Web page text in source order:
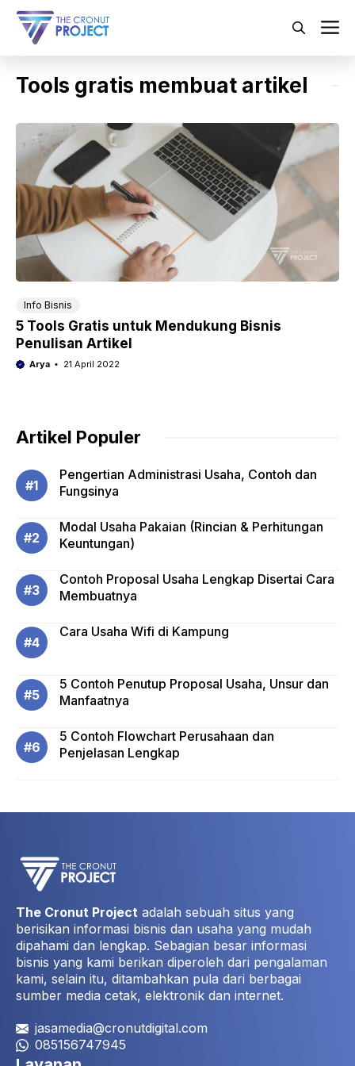
Langsung
Tools gratis membuat artikel
Info Bisnis
5 Tools Gratis untuk Mendukung Bisnis
Penulisan Artikel
Arya 21 April 2022
Artikel Populer
Pengertian Administrasi Usaha, Contoh dan
Fungsinya
Modal Usaha Pakaian (Rincian & Perhitungan
Keuntungan)
Contoh Proposal Usaha Lengkap Disertai Cara
Membuatnya
Cara Usaha Wifi di Kampung
5 Contoh Penutup Proposal Usaha, Unsur dan
Manfaatnya
5 Contoh Flowchart Perusahaan dan
Penjelasan Lengkap
The Cronut Project adalah sebuah situs yang
berisikan informasi bisnis dan usaha yang mudah
dipahami dan lengkap. Sebagian besar informasi
bisnis yang kami berikan diperoleh dari pengalaman
kami, selain itu, ditambahkan pula dari berbagai
sumber media cetak, elektronik dan internet.
jasamedia@cronutdigital.com
085156747945